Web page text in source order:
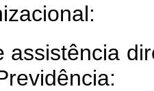
assistência